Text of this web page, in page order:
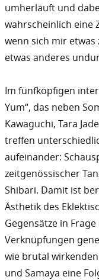
umherläuft und
wahrscheinlich eine
wenn sich mir
etwas anderes
Im fünfköpfigen
Yum“, das neben
Kawaguchi, Tara
treffen
aufeinander:
zeitgenössischer
Shibari. Damit ist
Ästhetik des
Gegensätze in
Verknüpfungen
wie brutal
und Samaya eine